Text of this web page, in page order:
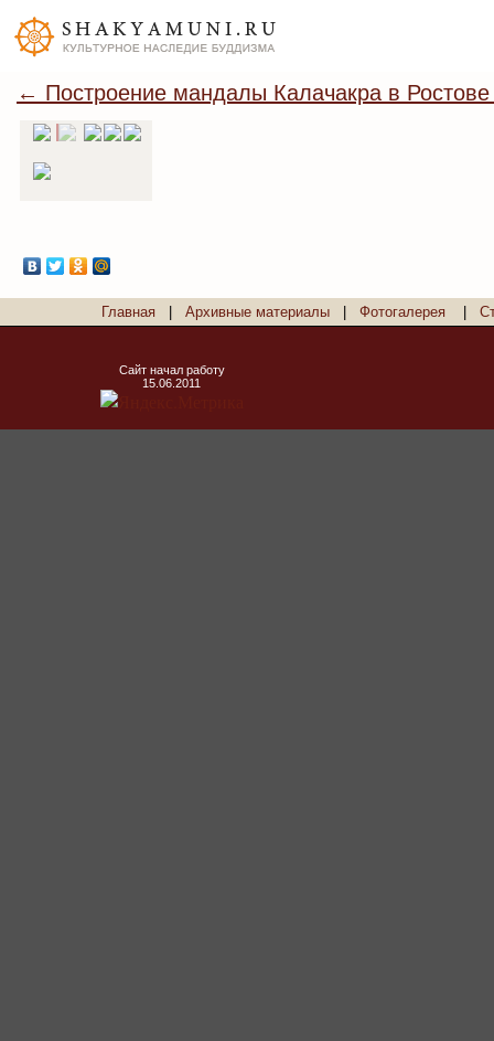
← Построение мандалы Калачакра в Ростове
Главная Архивные материалы Фотогалерея
Сайт начал работу
15.06.2011